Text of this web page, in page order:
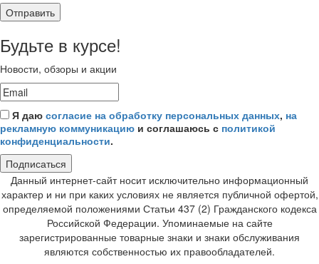
Отправить
Будьте в курсе!
Новости, обзоры и акции
Я даю согласие на обработку персональных данных, на
рекламную коммуникацию и соглашаюсь с политикой
конфиденциальности.
Подписаться
Данный интернет-сайт носит исключительно информационный
характер и ни при каких условиях не является публичной офертой,
определяемой положениями Статьи 437 (2) Гражданского кодекса
Российской Федерации. Упоминаемые на сайте
зарегистрированные товарные знаки и знаки обслуживания
являются собственностью их правообладателей.